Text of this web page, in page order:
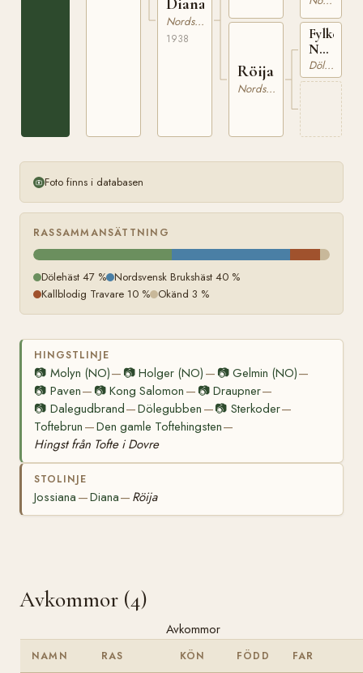
Nordsvensk Brukshäst
1938
Röija
Nordsvensk Brukshäst
N
1110Dölehäst
Foto finns i databasen
RASSAMMANSÄTTNING
Dölehäst 47 % Nordsvensk Brukshäst 40 %
Kallblodig Travare 10 % Okänd 3 %
HINGSTLINJE
📷 Molyn (NO)— 📷Holger (NO) — 📷 Gelmin (NO)—
📷 Paven— 📷Kong Salomon — 📷 Draupner—
📷 Dalegudbrand—Dölegubben —📷 Sterkoder—
Toftebrun —Den gamle Toftehingsten—
Hingst från Tofte i Dovre
STOLINJE
Jossiana —Diana— Röija
Avkommor (4)
Avkommor
NAMN RAS KÖN FÖDD FAR